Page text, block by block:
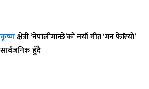
कृष्णक्षेत्री ‘नेपालीमान्छे’को नयाँ गीत ‘मन फेरियो’
सार्वजनिक हुँदै